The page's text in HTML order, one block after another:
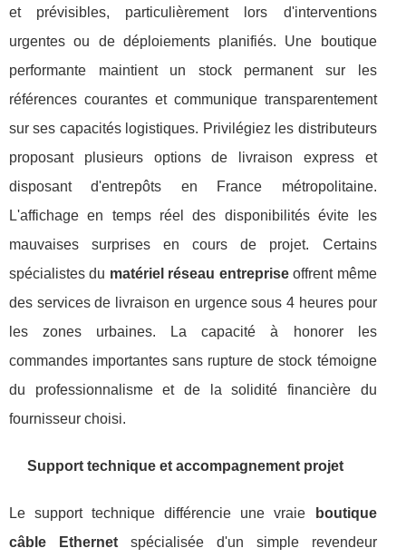
et prévisibles, particulièrement lors d'interventions
urgentes ou de déploiements planifiés. Une boutique
performante maintient un stock permanent sur les
références courantes et communique transparentement
sur ses capacités logistiques. Privilégiez les distributeurs
proposant plusieurs options de livraison express et
disposant d'entrepôts en France métropolitaine.
L'affichage en temps réel des disponibilités évite les
mauvaises surprises en cours de projet. Certains
spécialistes du matériel réseau entrepriseoffrent même
des services de livraison en urgence sous 4 heures pour
les zones urbaines. La capacité à honorer les
commandes importantes sans rupture de stock témoigne
du professionnalisme et de la solidité financière du
fournisseur choisi.
Support technique et accompagnement projet
Le support technique différencie une vraie
boutique
câble Ethernetspécialisée d'un simple revendeur